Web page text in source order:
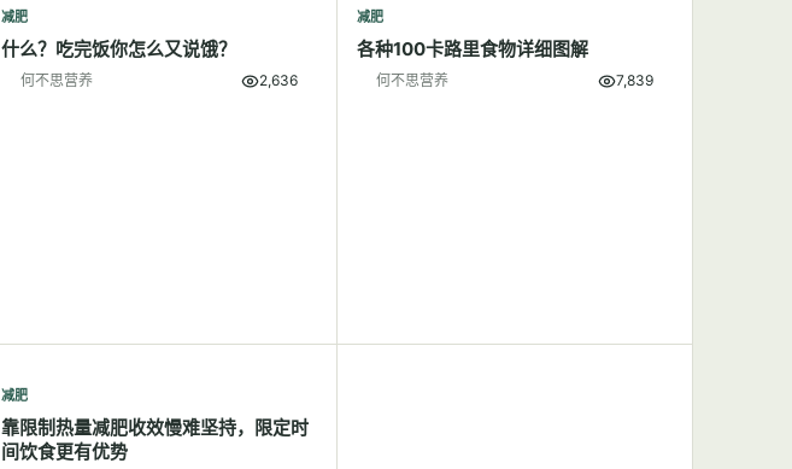
减肥
什么？吃完饭你怎么又说饿？
何不思营养 2,636
减肥
各种100卡路里食物详细图解
何不思营养 7,839
减肥
靠限制热量减肥收效慢难坚持，限定时
间饮食更有优势